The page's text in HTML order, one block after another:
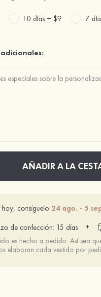
10 días + $9 7
AÑADIR A LA
hoy, consíguelo 24 ago. - 5
de confección: 15 días
+
es hecho a pedido. Así sea
elaboran cada vestido por